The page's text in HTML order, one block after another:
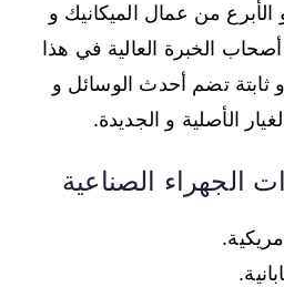
الأبرع من عمال الميكانيك و
أصحاب الخبرة العالية في هذا
ثابتة تضم أحدث الوسائل و
الأصلية و الجديدة.
الجهراء الصناعية